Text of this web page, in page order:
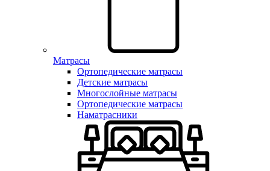
Матрасы
Ортопедические матрасы
Детские матрасы
Многослойные матрасы
Ортопедические матрасы
Наматрасники